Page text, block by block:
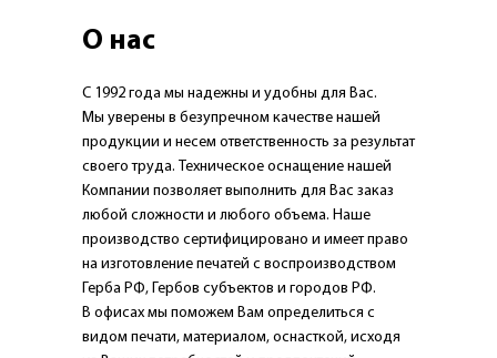
О нас
С 1992 года мы надежны и удобны для Вас.
Мы уверены в безупречном качестве нашей
продукции и несем ответственность за результат
своего труда. Техническое оснащение нашей
Компании позволяет выполнить для Вас заказ
любой сложности и любого объема. Наше
производство сертифицировано и имеет право
на изготовление печатей с воспроизводством
Герба РФ, Гербов субъектов и городов РФ.
В офисах мы поможем Вам определиться с
видом печати, материалом, оснасткой, исходя